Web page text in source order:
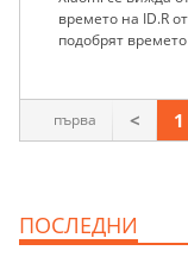
времето на ID.R
подобрят
първа < 1
ПОСЛЕДНИ